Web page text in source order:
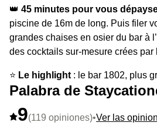
👑 45 minutes pour vous
piscine de 16m de long. Puis filer
grandes chaises en osier du bar à
des cocktails sur-mesure crées
⭐️ Le highlight : le bar 1802, plus
France et récemment élu parmi les
Palabra de
9(119 opiniones)•Ver las